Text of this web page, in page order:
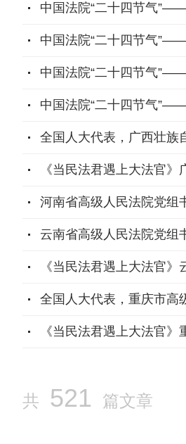
中国法院“二十四节气
中国法院“二十四节气
中国法院“二十四节气
中国法院“二十四节气
全国人大代表，广西壮族
《当民法君遇上大法官
河南省高级人民法院党组
云南省高级人民法院党组
《当民法君遇上大法官
全国人大代表，重庆市高
《当民法君遇上大法官
共 521 篇文章